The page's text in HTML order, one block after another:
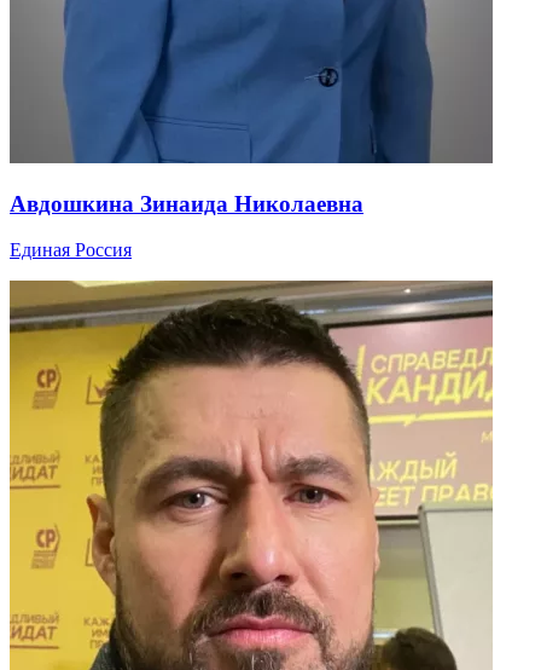
Авдошкина Зинаида Николаевна
Единая Россия